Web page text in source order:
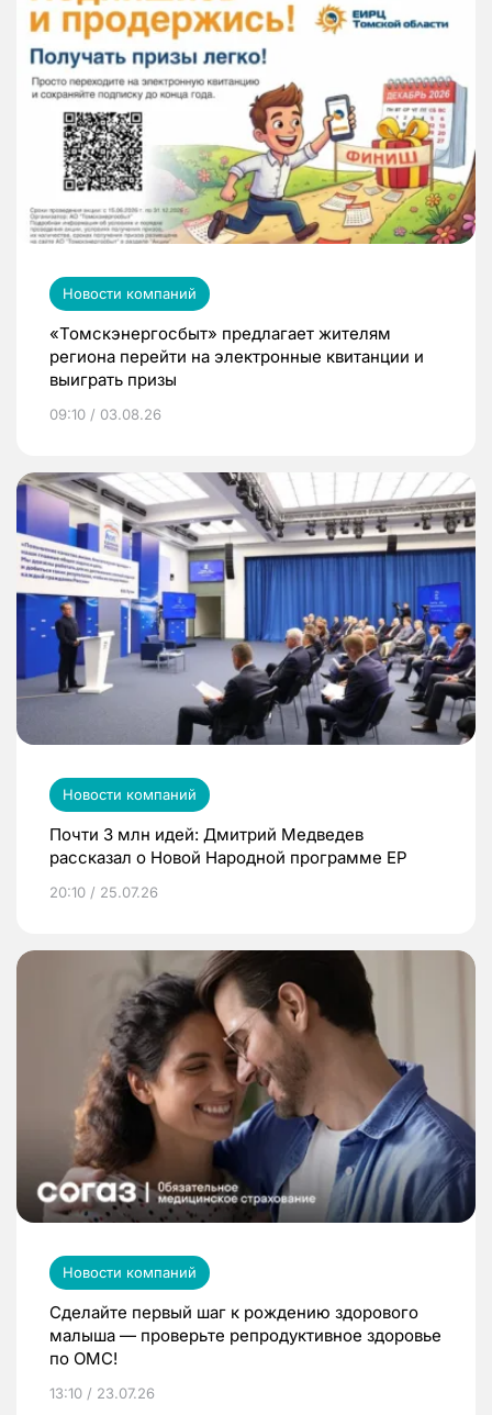
Новости компаний
«Томскэнергосбыт» предлагает жителям
региона перейти на электронные квитанции и
выиграть призы
09:10 / 03.08.26
Новости компаний
Почти 3 млн идей: Дмитрий Медведев
рассказал о Новой Народной программе ЕР
20:10 / 25.07.26
Новости компаний
Сделайте первый шаг к рождению здорового
малыша — проверьте репродуктивное здоровье
по ОМС!
13:10 / 23.07.26